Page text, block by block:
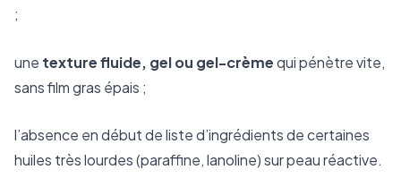
;
une texture fluide, gel ou gel-crèmequi pénètre vite,
sans film gras épais ;
l’absence en début de liste d’ingrédients de certaines
huiles très lourdes (paraffine, lanoline) sur peau réactive.